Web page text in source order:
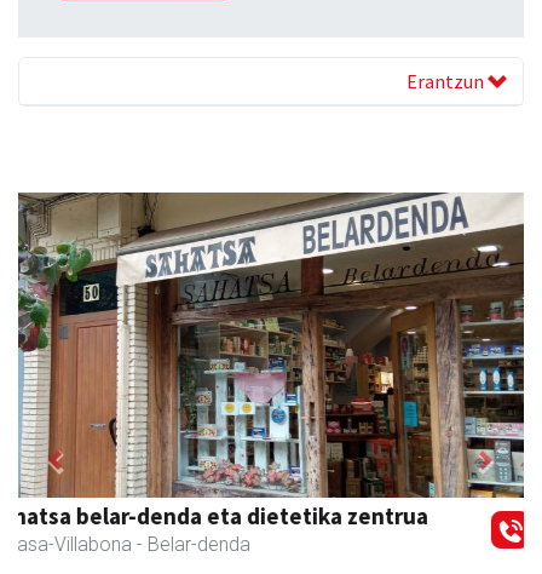
Erantzun
Coviran Karrika
Andoain - Janari-dendak
Previous Next